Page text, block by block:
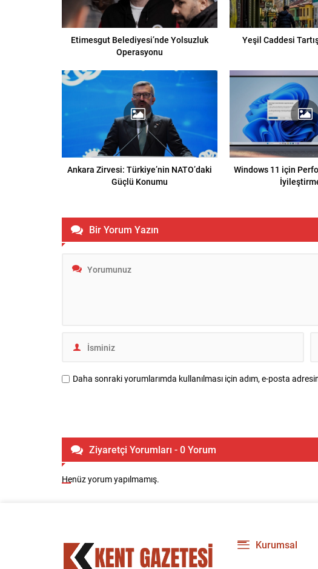
Etimesgut Belediyesi’nde Yolsuzluk
Operasyonu
Yeşil Caddesi
Ankara Zirvesi: Türkiye’nin NATO’daki
Güçlü Konumu
Windows 11 için
Bir Yorum Yazın
Daha sonraki yorumlarımda kullanılması için adım, e-posta
Ziyaretçi Yorumları - 0 Yorum
Henüz yorum yapılmamış.
Kurumsal